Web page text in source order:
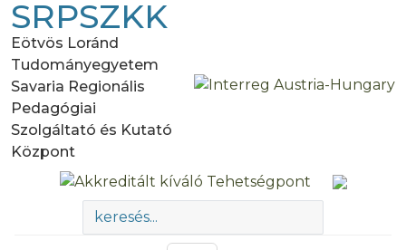
SRPSZKK
Eötvös Loránd
Tudományegyetem
Savaria Regionális
Pedagógiai
Szolgáltató és Kutató
Központ